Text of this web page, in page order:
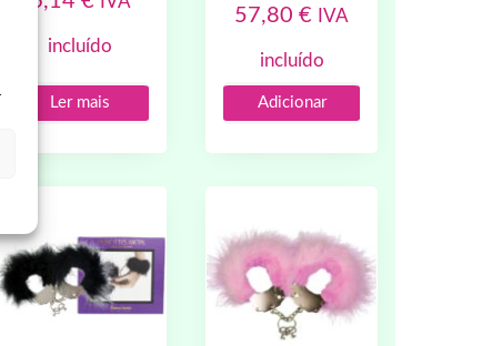
incluído
Ler mais
57,80€ IVA
incluído
Adicionar